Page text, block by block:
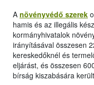
A növényvédő szerek
hamis és az illegális
kormányhivatalok
irányításával összesen
kereskedőknél és
eljárást, és összesen
bírság kiszabására